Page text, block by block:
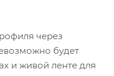
через
будет
и живой ленте для